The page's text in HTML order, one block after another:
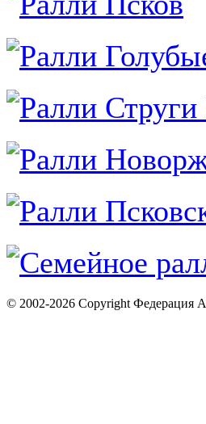
© 2002-2026 Copyright Федерация